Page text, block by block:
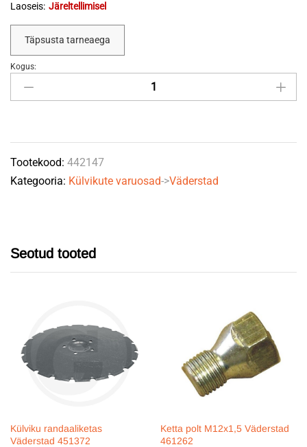
Laoseis: Järeltellimisel
Täpsusta tarneaega
Vooliku
kolmik
quantity
Kogus:
Tootekood: 442147
Kategooria: Külvikute varuosad->Väderstad
Seotud tooted
Külviku randaaliketas
Väderstad 451372
Ketta polt M12x1,5 Väderstad
461262